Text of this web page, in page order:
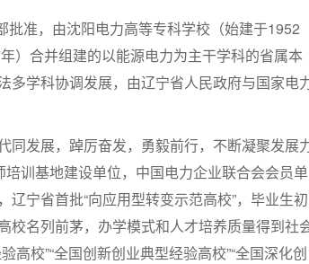
准，由沈阳电力高等专科学校（始建于1952
）合并组建的以能源电力为主干学科的省属本
多学科协调发展，由辽宁省人民政府与国家电
同发展，踔厉奋发，勇毅前行，不断凝聚发展
培训基地建设单位，中国电力企业联合会会员单
宁省首批“向应用型转变示范高校”，毕业生初
校名列前茅，办学模式和人才培养质量得到社
高校”“全国创新创业典型经验高校”“全国深化创